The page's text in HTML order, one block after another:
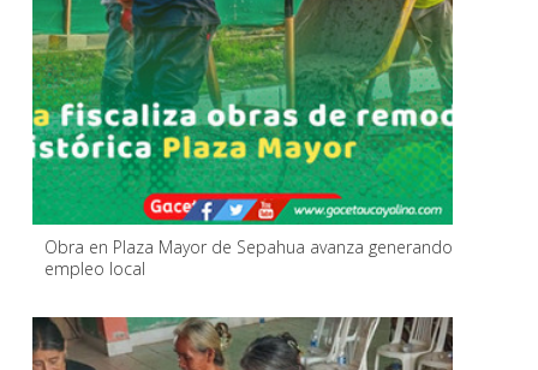
Obra en Plaza Mayor de Sepahua avanza generando
empleo local